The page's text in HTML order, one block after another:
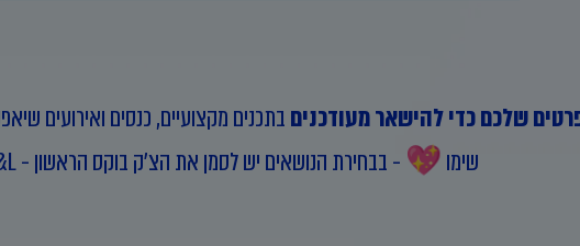
שלכם כדי להישאר מעודכניםבתכנים מקצועיים, כנסים ואירועים
שימו 💖 - בבחירת הנושאים יש לסמן את הצ'ק בוקס הראשון - PT&L (איה לחמי)